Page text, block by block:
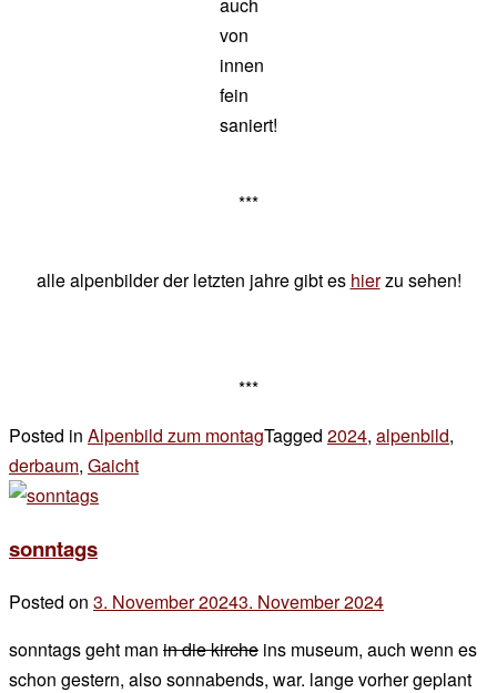
auch
von
innen
fein
saniert!
***
alle alpenbilder der letzten jahre gibt es hierzu sehen!
***
Posted in Alpenbild zum montagTagged 2024, alpenbild,
derbaum, Gaicht
Alpenbild
zum
Montag
sonntags
Posted on 3. November 20243. November 2024
chef
sonntags geht man in die kirche ins museum, auch wenn es
schon gestern, also sonnabends, war. lange vorher geplant